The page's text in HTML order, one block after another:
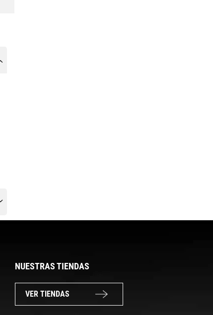
NUESTRAS TIENDAS
VER TIENDAS